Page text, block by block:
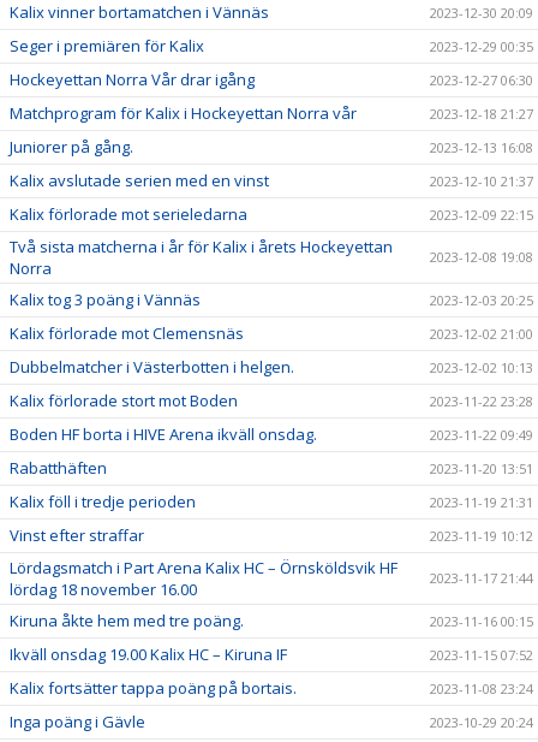
Kalix vinner bortamatchen i Vännäs 2023-12-30 20:09
Seger i premiären för Kalix 2023-12-29 00:35
Hockeyettan Norra Vår drar igång 2023-12-27 06:30
Matchprogram för Kalix i Hockeyettan Norra vår 2023-12-18 21:27
Juniorer på gång. 2023-12-13 16:08
Kalix avslutade serien med en vinst 2023-12-10 21:37
Kalix förlorade mot serieledarna 2023-12-09 22:15
Två sista matcherna i år för Kalix i årets Hockeyettan
Norra
2023-12-08 19:08
Kalix tog 3 poäng i Vännäs 2023-12-03 20:25
Kalix förlorade mot Clemensnäs 2023-12-02 21:00
Dubbelmatcher i Västerbotten i helgen. 2023-12-02 10:13
Kalix förlorade stort mot Boden 2023-11-22 23:28
Boden HF borta i HIVE Arena ikväll onsdag. 2023-11-22 09:49
Rabatthäften 2023-11-20 13:51
Kalix föll i tredje perioden 2023-11-19 21:31
Vinst efter straffar 2023-11-19 10:12
Lördagsmatch i Part Arena Kalix HC – Örnsköldsvik HF
lördag 18 november 16.00
2023-11-17 21:44
Kiruna åkte hem med tre poäng. 2023-11-16 00:15
Ikväll onsdag 19.00 Kalix HC – Kiruna IF 2023-11-15 07:52
Kalix fortsätter tappa poäng på bortais. 2023-11-08 23:24
Inga poäng i Gävle 2023-10-29 20:24